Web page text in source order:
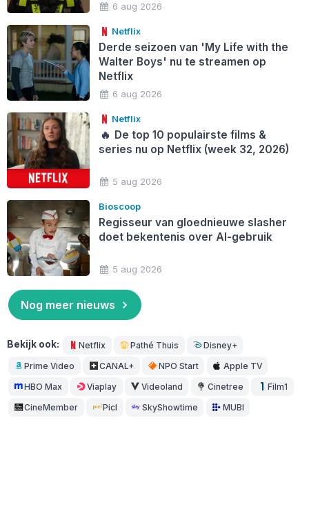
6 aug 2026
Netflix
Derde seizoen van 'My Life with the
Walter Boys' nu te streamen op
Netflix
6 aug 2026
Netflix
🔥 De top 10 populairste films &
series nu op Netflix (week 32, 2026)
5 aug 2026
Bioscoop
Regisseur van gloednieuwe slasher
doet bekentenis over AI-gebruik
5 aug 2026
Nog meer nieuws
Bekijk ook: Netflix Pathé Thuis Disney+
Prime Video CANAL+ NPO Start Apple TV
HBO Max Viaplay Videoland Cinetree Film1
CineMember Picl SkyShowtime MUBI